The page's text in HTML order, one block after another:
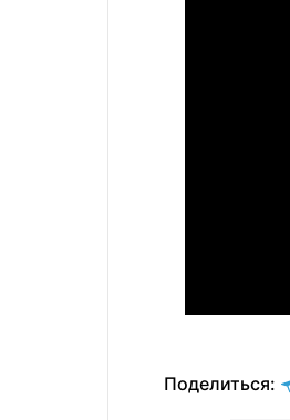
Поделиться: